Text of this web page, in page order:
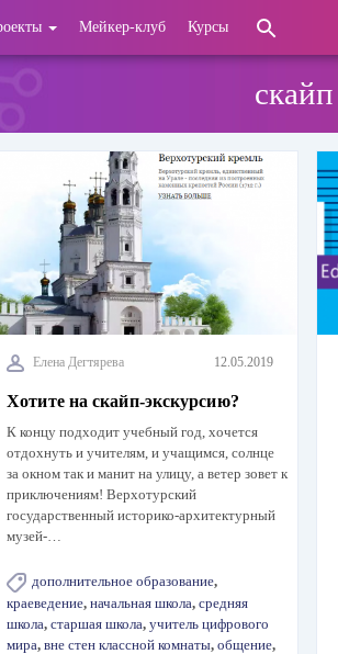
Мейкер-клуб Курсы
скайп
Елена Дегтярева 12.05.2019
Хотите на скайп-экскурсию?
К концу подходит учебный год, хочется
отдохнуть и учителям, и учащимся, солнце
за окном так и манит на улицу, а ветер зовет к
приключениям! Верхотурский
государственный историко-архитектурный
музей-…
дополнительное образование,
краеведение,начальная школа,средняя
школа,старшая школа,учитель цифрового
мира,вне стен классной комнаты,общение,